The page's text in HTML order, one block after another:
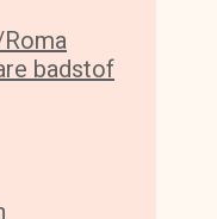
badstof